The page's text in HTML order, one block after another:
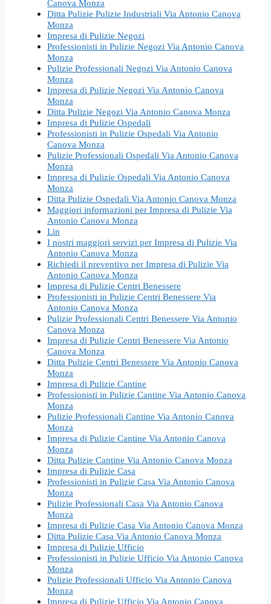
Canova Monza
Ditta Pulizie Pulizie Industriali Via Antonio Canova
Monza
Impresa di Pulizie Negozi
Professionisti in Pulizie Negozi Via Antonio Canova
Monza
Pulizie Professionali Negozi Via Antonio Canova
Monza
Impresa di Pulizie Negozi Via Antonio Canova
Monza
Ditta Pulizie Negozi Via Antonio Canova Monza
Impresa di Pulizie Ospedali
Professionisti in Pulizie Ospedali Via Antonio
Canova Monza
Pulizie Professionali Ospedali Via Antonio Canova
Monza
Impresa di Pulizie Ospedali Via Antonio Canova
Monza
Ditta Pulizie Ospedali Via Antonio Canova Monza
Maggiori informazioni per Impresa di Pulizie Via
Antonio Canova Monza
Lin
I nostri maggiori servizi per Impresa di Pulizie Via
Antonio Canova Monza
Richiedi il preventivo per Impresa di Pulizie Via
Antonio Canova Monza
Impresa di Pulizie Centri Benessere
Professionisti in Pulizie Centri Benessere Via
Antonio Canova Monza
Pulizie Professionali Centri Benessere Via Antonio
Canova Monza
Impresa di Pulizie Centri Benessere Via Antonio
Canova Monza
Ditta Pulizie Centri Benessere Via Antonio Canova
Monza
Impresa di Pulizie Cantine
Professionisti in Pulizie Cantine Via Antonio Canova
Monza
Pulizie Professionali Cantine Via Antonio Canova
Monza
Impresa di Pulizie Cantine Via Antonio Canova
Monza
Ditta Pulizie Cantine Via Antonio Canova Monza
Impresa di Pulizie Casa
Professionisti in Pulizie Casa Via Antonio Canova
Monza
Pulizie Professionali Casa Via Antonio Canova
Monza
Impresa di Pulizie Casa Via Antonio Canova Monza
Ditta Pulizie Casa Via Antonio Canova Monza
Impresa di Pulizie Ufficio
Professionisti in Pulizie Ufficio Via Antonio Canova
Monza
Pulizie Professionali Ufficio Via Antonio Canova
Monza
Impresa di Pulizie Ufficio Via Antonio Canova